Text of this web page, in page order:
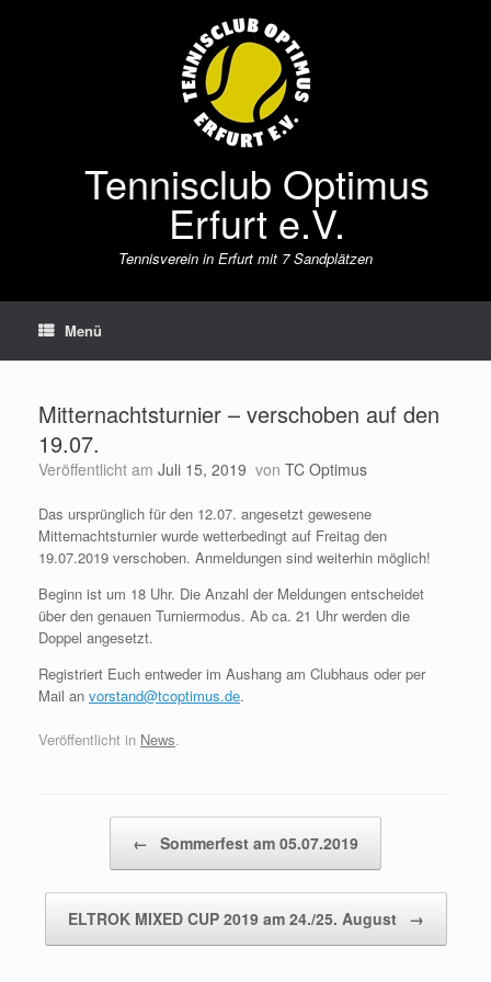
Tennisclub Optimus
Erfurt e.V.
Tennisverein in Erfurt mit 7 Sandplätzen
Menü
Mitternachtsturnier – verschoben auf den
19.07.
Veröffentlicht am Juli 15, 2019 von TC Optimus
Das ursprünglich für den 12.07. angesetzt gewesene
Mitternachtsturnier wurde wetterbedingt auf Freitag den
19.07.2019 verschoben. Anmeldungen sind weiterhin möglich!
Beginn ist um 18 Uhr. Die Anzahl der Meldungen entscheidet
über den genauen Turniermodus. Ab ca. 21 Uhr werden die
Doppel angesetzt.
Registriert Euch entweder im Aushang am Clubhaus oder per
Mail an vorstand@tcoptimus.de.
Veröffentlicht in News.
← Sommerfest am 05.07.2019
ELTROK MIXED CUP 2019 am 24./25. August →